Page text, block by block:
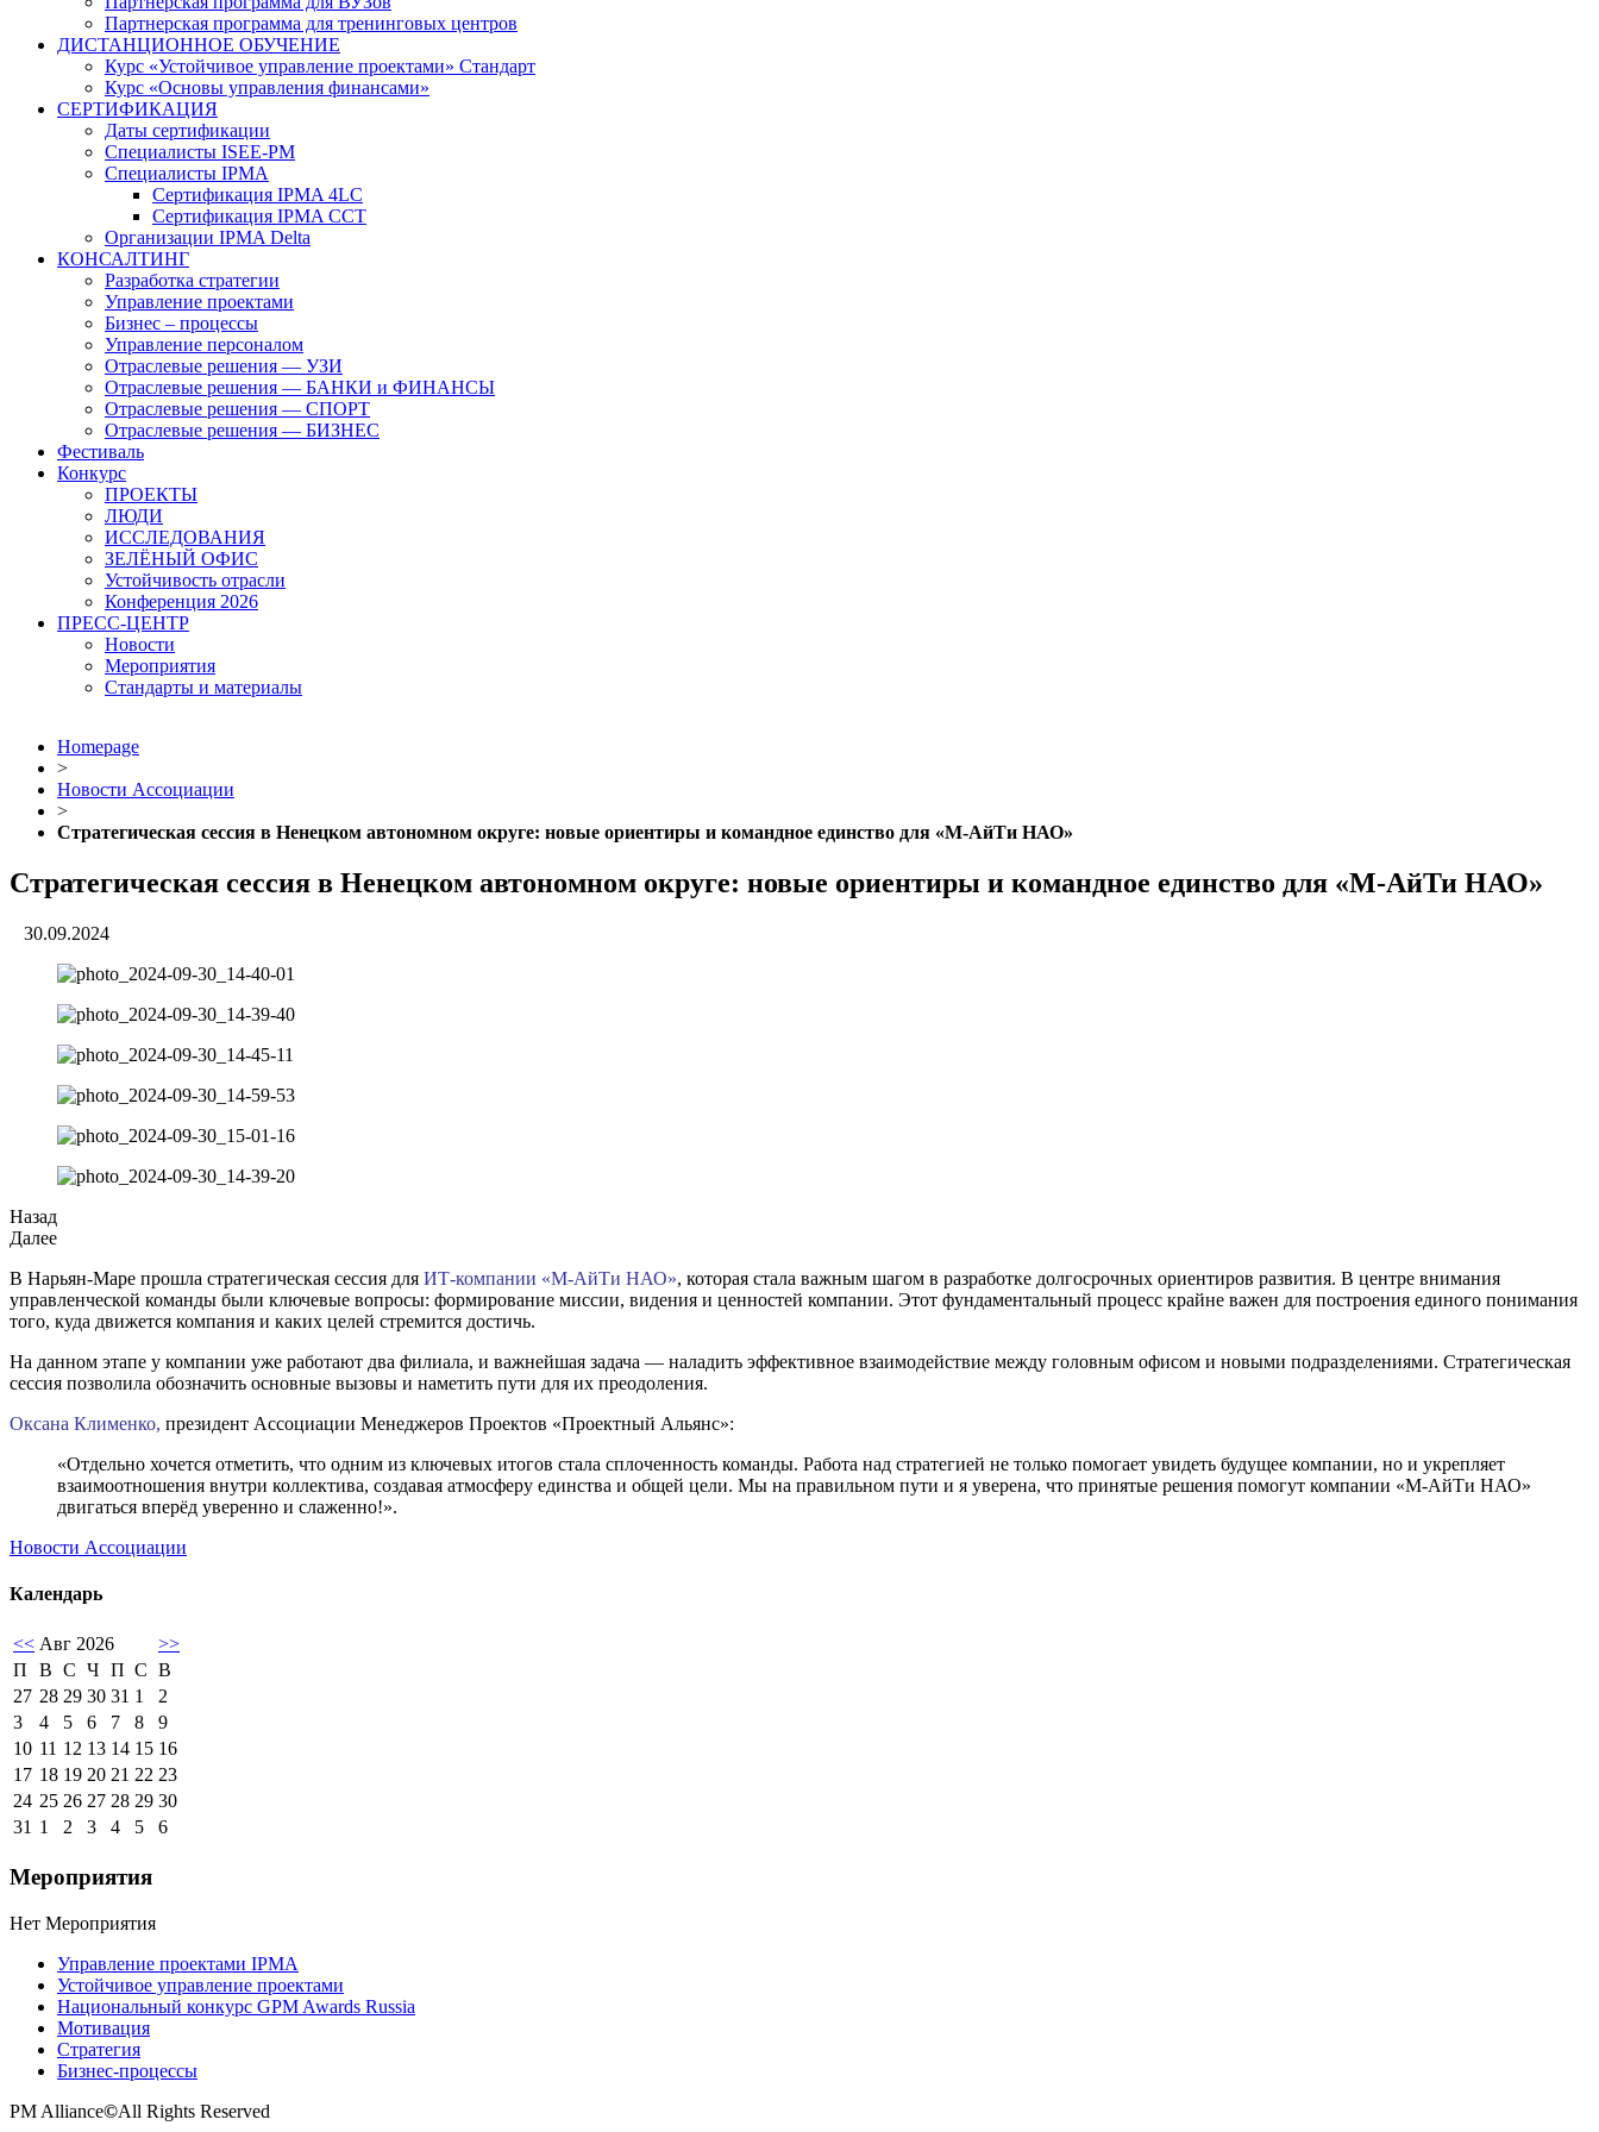
Партнерская программа для тренинговых центров
ДИСТАНЦИОННОЕ ОБУЧЕНИЕ
Курс «Устойчивое управление проектами» Стандарт
Курс «Основы управления финансами»
СЕРТИФИКАЦИЯ
Даты сертификации
Специалисты ISEE-PM
Специалисты IPMA
Сертификация IPMA 4LC
Сертификация IPMA CCT
Организации IPMA Delta
КОНСАЛТИНГ
Разработка стратегии
Управление проектами
Бизнес – процессы
Управление персоналом
Отраслевые решения — УЗИ
Отраслевые решения — БАНКИ и ФИНАНСЫ
Отраслевые решения — СПОРТ
Отраслевые решения — БИЗНЕС
Фестиваль
Конкурс
ПРОЕКТЫ
ЛЮДИ
ИССЛЕДОВАНИЯ
ЗЕЛЁНЫЙ ОФИС
Устойчивость отрасли
Конференция 2026
ПРЕСС-ЦЕНТР
Новости
Мероприятия
Стандарты и материалы
Homepage
>
Новости Ассоциации
>
Стратегическая сессия в Ненецком автономном округе: новые ориентиры и командное единство для «М-АйТи НАО»
Стратегическая сессия в Ненецком автономном округе: новые ориентиры и командное единство для «М-АйТи НАО»
30.09.2024
Назад
Далее
В Нарьян-Маре прошла стратегическая сессия для ИТ-компании «М-АйТи НАО», которая стала важным шагом в разработке долгосрочных ориентиров развития. В центре внимания
управленческой команды были ключевые вопросы: формирование миссии, видения и ценностей компании. Этот фундаментальный процесс крайне важен для построения единого понимания
того, куда движется компания и каких целей стремится достичь.
На данном этапе у компании уже работают два филиала, и важнейшая задача — наладить эффективное взаимодействие между головным офисом и новыми подразделениями. Стратегическая
сессия позволила обозначить основные вызовы и наметить пути для их преодоления.
Оксана Клименко, президент Ассоциации Менеджеров Проектов «Проектный Альянс»:
«Отдельно хочется отметить, что одним из ключевых итогов стала сплоченность команды. Работа над стратегией не только помогает увидеть будущее компании, но и укрепляет
взаимоотношения внутри коллектива, создавая атмосферу единства и общей цели. Мы на правильном пути и я уверена, что принятые решения помогут компании «М-АйТи НАО»
двигаться вперёд уверенно и слаженно!».
Новости Ассоциации
Календарь
<< Авг 2026
>>
П
В С Ч П С В
27 28 29 30 31 1
2
3
4 5 6 7 8
9
10 11 12 13 14 15 16
17 18 19 20 21 22 23
24 25 26 27 28 29 30
31 1 2 3 4 5 6
Мероприятия
Нет Мероприятия
Управление проектами IPMA
Устойчивое управление проектами
Национальный конкурс GPM Awards Russia
Мотивация
Стратегия
Бизнес-процессы
PM Alliance©All Rights Reserved